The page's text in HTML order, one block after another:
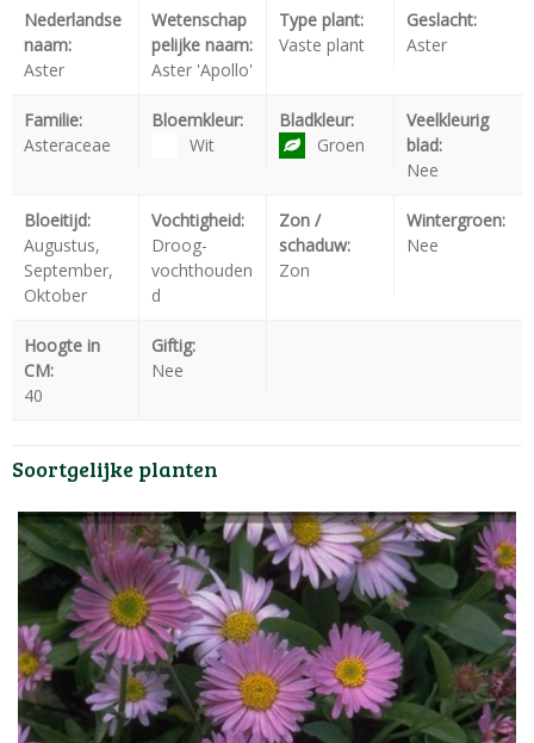
Nederlandse
naam:
Aster
Wetenschap
pelijke naam:
Aster 'Apollo'
Type plant:
Vaste plant
Geslacht:
Aster
Familie:
Asteraceae
Bloemkleur:
Wit
Bladkleur:
Groen
Veelkleurig
blad:
Nee
Bloeitijd:
Augustus,
September,
Oktober
Vochtigheid:
Droog-
vochthouden
d
Zon /
schaduw:
Zon
Wintergroen:
Nee
Hoogte in
CM:
40
Giftig:
Nee
Soortgelijke planten